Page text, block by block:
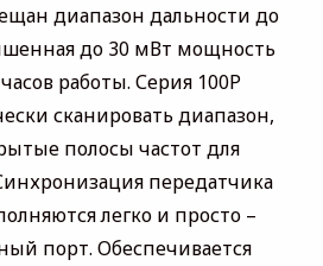
диапазон дальности до
до 30 мВт мощность
работы. Серия 100P
сканировать диапазон,
полосы частот для
передатчика
легко и просто –
порт. Обеспечивается